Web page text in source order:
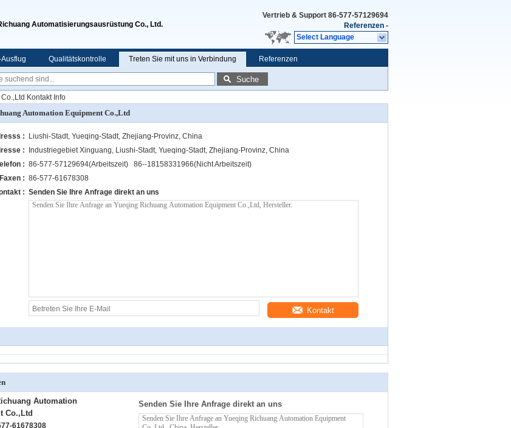
Automatisierungsausrüstung Co., Ltd.
Vertrieb & Support 86-577-57129694
Referenzen -
Select Language
Qualitätskontrolle Treten Sie mit uns in Verbindung Referenzen
Suche
Kontakt Info
Automation Equipment Co.,Ltd
:
Liushi-Stadt, Yueqing-Stadt, Zhejiang-Provinz, China
:
Industriegebiet Xinguang, Liushi-Stadt, Yueqing-Stadt, Zhejiang-Provinz, China
: 86-577-57129694(Arbeitszeit) 86--18158331966(Nicht Arbeitszeit)
Faxen : 86-577-61678308
: Senden Sie Ihre Anfrage direkt an uns
Kontakt
Automation
Co.,Ltd
61678308
Senden Sie Ihre Anfrage direkt an uns